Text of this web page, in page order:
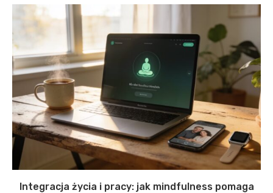
Integracja życia i pracy: jak mindfulness pomaga